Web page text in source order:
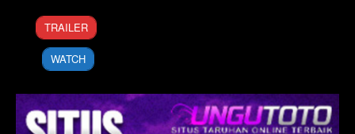
10
Oct
2024
Alessandro
Fabbri
TRAILER
WATCH